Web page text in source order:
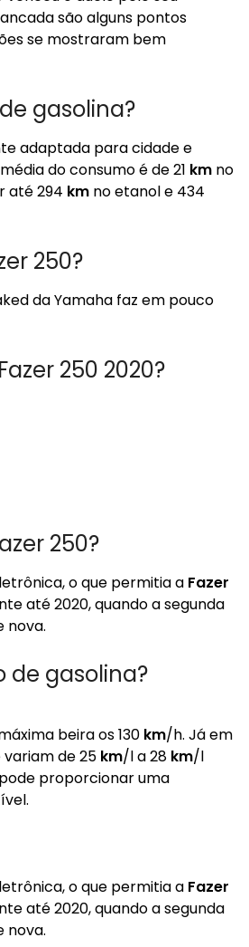
são alguns pontos
se mostraram bem
gasolina?
adaptada para cidade e
do consumo é de 21 km no
até 294 km no etanol e 434
250?
da Yamaha faz em pouco
250 2020?
250?
o que permitia a Fazer
até 2020, quando a segunda
nova.
de gasolina?
beira os 130 km/h. Já em
de 25 km/l a 28 km/l
proporcionar uma
o que permitia a Fazer
até 2020, quando a segunda
nova.